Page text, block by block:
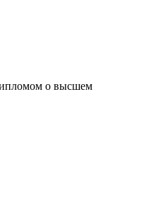
о высшем